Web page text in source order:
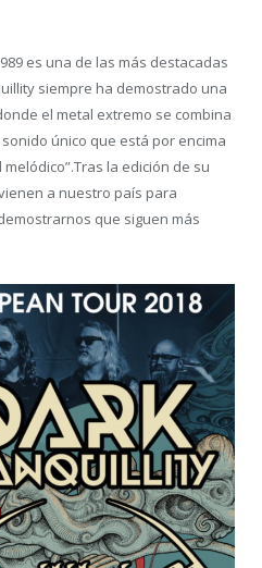
es una de las más destacadas
siempre ha demostrado una
el metal extremo se combina
único que está por encima
la edición de su
a nuestro país para
que siguen más